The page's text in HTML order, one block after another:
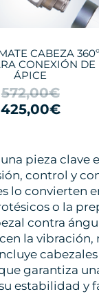
CABEZA 360º
CONEXIÓN DE
ÁPICE
572,00€
425,00€
pieza
control y
lo convierten
o la
contra
la
garantiza
estabilidad